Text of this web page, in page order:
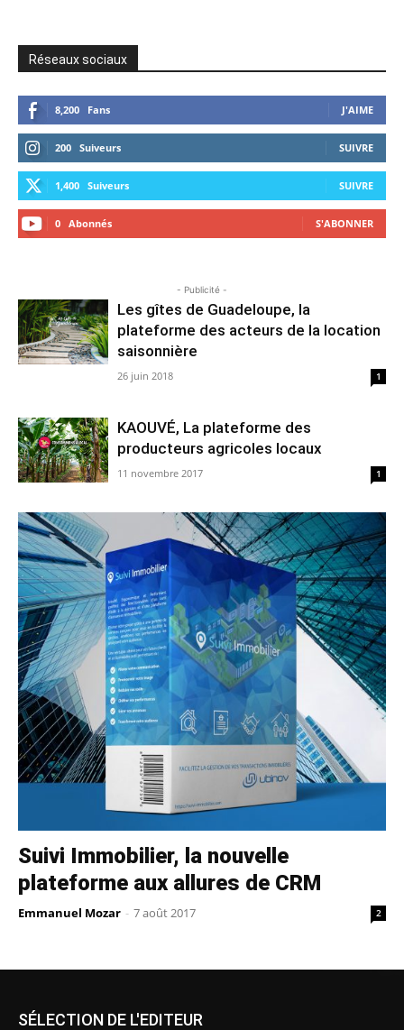
Réseaux sociaux
8,200 Fans J'AIME
200 Suiveurs SUIVRE
1,400 Suiveurs SUIVRE
0 Abonnés S'ABONNER
- Publicité -
Les gîtes de Guadeloupe, la
plateforme des acteurs de la location
saisonnière
26 juin 2018 1
KAOUVÉ, La plateforme des
producteurs agricoles locaux
11 novembre 2017 1
Suivi Immobilier, la nouvelle
plateforme aux allures de CRM
Emmanuel Mozar - 7 août 2017 2
SÉLECTION DE L'EDITEUR